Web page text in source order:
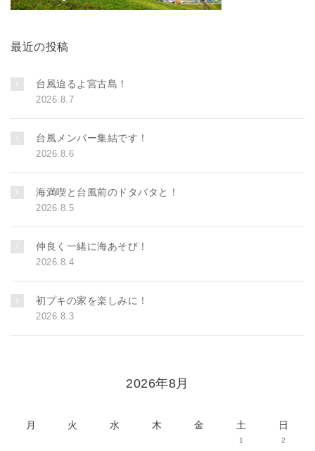
最近の投稿
台風迫るよ宮古島！
2026.8.7
台風メンバー集結です！
2026.8.6
海満喫と台風前のドタバタと！
2026.8.5
仲良く一緒に海あそび！
2026.8.4
初プキの家を楽しみに！
2026.8.3
2026年8月
月 火 水 木 金 土 日
1
2